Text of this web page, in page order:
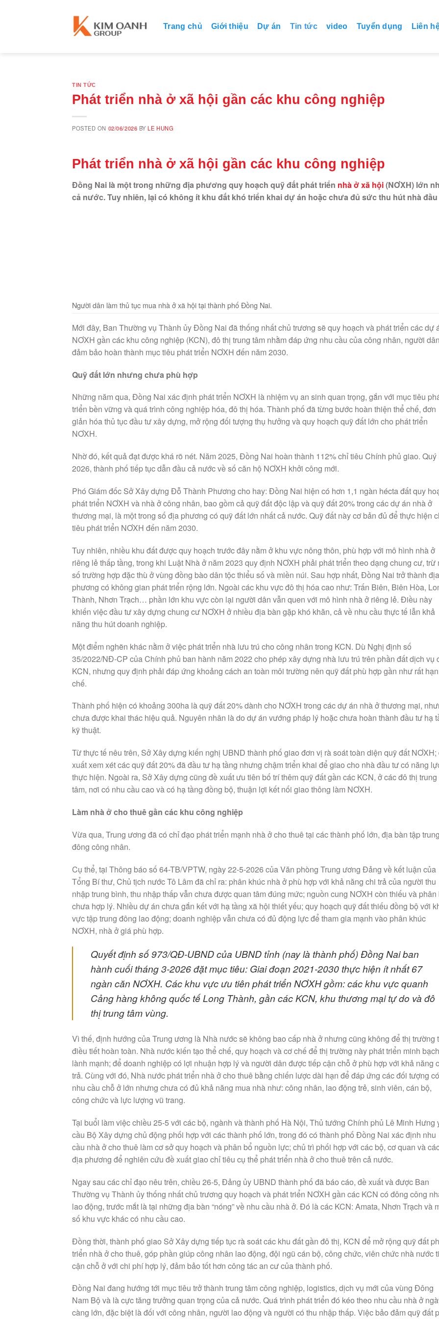
Trang chủ Giới thiệu Dự án Tin tức video Tuyển dụng Liên
TIN TỨC
Phát triển nhà ở xã hội gần các khu công nghiệp
POSTED ON 02/06/2026 BYLE HUNG
Phát triển nhà ở xã hội gần các khu công nghiệp
Đồng Nai là một trong những địa phương quy hoạch quỹ đất phát triển nhà ở xã hội(NƠXH) lớn
cả nước. Tuy nhiên, lại có không ít khu đất khó triển khai dự án hoặc chưa đủ sức thu hút nhà
Người dân làm thủ tục mua nhà ở xã hội tại thành phố Đồng Nai.
Mới đây, Ban Thường vụ Thành ủy Đồng Nai đã thống nhất chủ trương sẽ quy hoạch và phát triển các dự
NƠXH gần các khu công nghiệp (KCN), đô thị trung tâm nhằm đáp ứng nhu cầu của công nhân, người
đảm bảo hoàn thành mục tiêu phát triển NƠXH đến năm 2030.
Quỹ đất lớn nhưng chưa phù hợp
Những năm qua, Đồng Nai xác định phát triển NƠXH là nhiệm vụ an sinh quan trọng, gắn với mục tiêu
triển bền vững và quá trình công nghiệp hóa, đô thị hóa. Thành phố đã từng bước hoàn thiện thể chế, đơn
giản hóa thủ tục đầu tư xây dựng, mở rộng đối tượng thụ hưởng và quy hoạch quỹ đất lớn cho phát triển
NƠXH.
Nhờ đó, kết quả đạt được khá rõ nét. Năm 2025, Đồng Nai hoàn thành 112% chỉ tiêu Chính phủ giao. Quý
2026, thành phố tiếp tục dẫn đầu cả nước về số căn hộ NƠXH khởi công mới.
Phó Giám đốc Sở Xây dựng Đỗ Thành Phương cho hay: Đồng Nai hiện có hơn 1,1 ngàn hécta đất quy
phát triển NƠXH và nhà ở công nhân, bao gồm cả quỹ đất độc lập và quỹ đất 20% trong các dự án nhà ở
thương mại, là một trong số địa phương có quỹ đất lớn nhất cả nước. Quỹ đất này cơ bản đủ để thực hiện
tiêu phát triển NƠXH đến năm 2030.
Tuy nhiên, nhiều khu đất được quy hoạch trước đây nằm ở khu vực nông thôn, phù hợp với mô hình nhà ở
riêng lẻ thấp tầng, trong khi Luật Nhà ở năm 2023 quy định NƠXH phải phát triển theo dạng chung cư, trừ
số trường hợp đặc thù ở vùng đồng bào dân tộc thiểu số và miền núi. Sau hợp nhất, Đồng Nai trở thành địa
phương có không gian phát triển rộng lớn. Ngoài các khu vực đô thị hóa cao như: Trấn Biên, Biên Hòa,
Thành, Nhơn Trạch… phần lớn khu vực còn lại người dân vẫn quen với mô hình nhà ở riêng lẻ. Điều này
khiến việc đầu tư xây dựng chung cư NƠXH ở nhiều địa bàn gặp khó khăn, cả về nhu cầu thực tế lẫn khả
năng thu hút doanh nghiệp.
Một điểm nghẽn khác nằm ở việc phát triển nhà lưu trú cho công nhân trong KCN. Dù Nghị định số
35/2022/NĐ-CP của Chính phủ ban hành năm 2022 cho phép xây dựng nhà lưu trú trên phần đất dịch vụ
KCN, nhưng quy định phải đáp ứng khoảng cách an toàn môi trường nên quỹ đất phù hợp gần như rất hạn
chế.
Thành phố hiện có khoảng 300ha là quỹ đất 20% dành cho NƠXH trong các dự án nhà ở thương mại,
chưa được khai thác hiệu quả. Nguyên nhân là do dự án vướng pháp lý hoặc chưa hoàn thành đầu tư hạ
kỹ thuật.
Từ thực tế nêu trên, Sở Xây dựng kiến nghị UBND thành phố giao đơn vị rà soát toàn diện quỹ đất NƠXH;
xuất xem xét các quỹ đất 20% đã đầu tư hạ tầng nhưng chậm triển khai để giao cho nhà đầu tư có năng
thực hiện. Ngoài ra, Sở Xây dựng cũng đề xuất ưu tiên bố trí thêm quỹ đất gần các KCN, ở các đô thị trung
tâm, nơi có nhu cầu cao và có hạ tầng đồng bộ, thuận lợi kết nối giao thông làm NƠXH.
Làm nhà ở cho thuê gần các khu công nghiệp
Vừa qua, Trung ương đã có chỉ đạo phát triển mạnh nhà ở cho thuê tại các thành phố lớn, địa bàn tập trung
đông công nhân.
Cụ thể, tại Thông báo số 64-TB/VPTW, ngày 22-5-2026 của Văn phòng Trung ương Đảng về kết luận của
Tổng Bí thư, Chủ tịch nước Tô Lâm đã chỉ ra: phân khúc nhà ở phù hợp với khả năng chi trả của người thu
nhập trung bình, thu nhập thấp vẫn chưa được quan tâm đúng mức; nguồn cung NƠXH còn thiếu và phân
chưa hợp lý. Nhiều dự án chưa gắn kết với hạ tầng xã hội thiết yếu; quy hoạch quỹ đất thiếu đồng bộ với
vực tập trung đông lao động; doanh nghiệp vẫn chưa có đủ động lực để tham gia mạnh vào phân khúc
NƠXH, nhà ở giá phù hợp.
Quyết định số 973/QĐ-UBND của UBND tỉnh (nay là thành phố) Đồng Nai ban
hành cuối tháng 3-2026 đặt mục tiêu: Giai đoạn 2021-2030 thực hiện ít nhất 67
ngàn căn NƠXH. Các khu vực ưu tiên phát triển NƠXH gồm: các khu vực quanh
Cảng hàng không quốc tế Long Thành, gần các KCN, khu thương mại tự do và đô
thị trung tâm vùng.
Vì thế, định hướng của Trung ương là Nhà nước sẽ không bao cấp nhà ở nhưng cũng không để thị trường
điều tiết hoàn toàn. Nhà nước kiến tạo thể chế, quy hoạch và cơ chế để thị trường này phát triển minh
lành mạnh; để doanh nghiệp có lợi nhuận hợp lý và người dân được tiếp cận chỗ ở phù hợp với khả năng
trả. Cùng với đó, Nhà nước phát triển nhà ở cho thuê bằng chiến lược dài hạn để đáp ứng các đối tượng có
nhu cầu chỗ ở lớn nhưng chưa có đủ khả năng mua nhà như: công nhân, lao động trẻ, sinh viên, cán bộ,
công chức và lực lượng vũ trang.
Tại buổi làm việc chiều 25-5 với các bộ, ngành và thành phố Hà Nội, Thủ tướng Chính phủ Lê Minh Hưng
cầu Bộ Xây dựng chủ động phối hợp với các thành phố lớn, trong đó có thành phố Đồng Nai xác định nhu
cầu nhà ở cho thuê làm cơ sở quy hoạch và phân bổ nguồn lực; chủ trì phối hợp với các bộ, cơ quan và
địa phương để nghiên cứu đề xuất giao chỉ tiêu cụ thể phát triển nhà ở cho thuê trên cả nước.
Ngay sau các chỉ đạo nêu trên, chiều 26-5, Đảng ủy UBND thành phố đã báo cáo, đề xuất và được Ban
Thường vụ Thành ủy thống nhất chủ trương quy hoạch và phát triển NƠXH gần các KCN có đông công
lao động, trước mắt là tại những địa bàn “nóng” về nhu cầu nhà ở. Đó là các KCN: Amata, Nhơn Trạch và
số khu vực khác có nhu cầu cao.
Đồng thời, thành phố giao Sở Xây dựng tiếp tục rà soát các khu đất gần đô thị, KCN để mở rộng quỹ đất
triển nhà ở cho thuê, góp phần giúp công nhân lao động, đội ngũ cán bộ, công chức, viên chức nhà nước
cận chỗ ở với chi phí hợp lý, đảm bảo tốt hơn công tác an cư của thành phố.
Đồng Nai đang hướng tới mục tiêu trở thành trung tâm công nghiệp, logistics, dịch vụ mới của vùng Đông
Nam Bộ và là cực tăng trưởng quan trọng của cả nước. Quá trình phát triển đó kéo theo nhu cầu nhà ở
càng lớn, đặc biệt là đối với công nhân, người lao động và người có thu nhập thấp. Việc bảo đảm quỹ đất